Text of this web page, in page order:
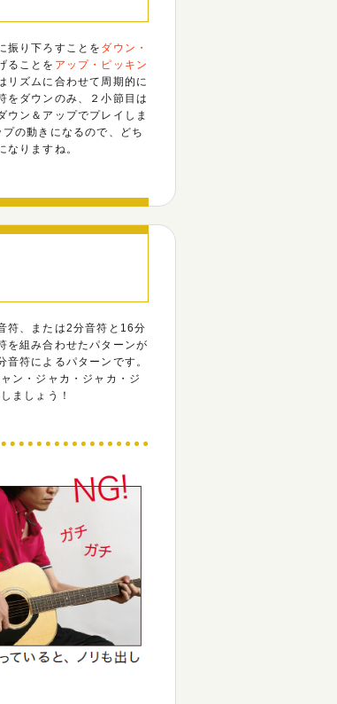
振り下ろすことを ダウン・
ることを アップ・ピッキン
リズムに合わせて周期的に
をダウンのみ、２小節目は
ウン＆アップでプレイしま
の動きになるので、どち
なりますね。
符、または2分音符と16分
を組み合わせたパターンが
符によるパターンです。
ン・ジャカ・ジャカ・ジ
ましょう！